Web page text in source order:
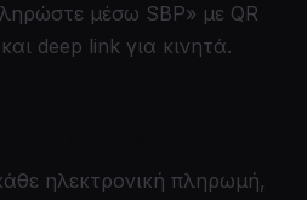
μέσω SBP» με QR
deep link για κινητά.
ηλεκτρονική πληρωμή,